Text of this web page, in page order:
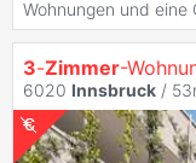
Wohnungen und
3-Zimmer-
6020 Innsbruck /